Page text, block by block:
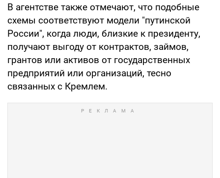
В агентстве также отмечают, что подобные
схемы соответствуют модели "путинской
России", когда люди, близкие к президенту,
получают выгоду от контрактов, займов,
грантов или активов от государственных
предприятий или организаций, тесно
связанных с Кремлем.